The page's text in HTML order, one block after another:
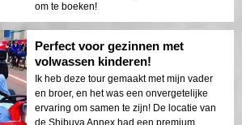
om te boeken!
Perfect voor gezinnen met
volwassen kinderen!
Ik heb deze tour gemaakt met mijn vader
en broer, en het was een onvergetelijke
ervaring om samen te zijn! De locatie van